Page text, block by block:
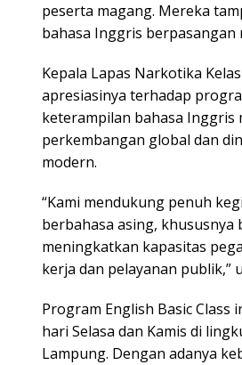
peserta magang. Mereka
bahasa Inggris
Kepala Lapas Narkotika
apresiasinya terhadap
keterampilan bahasa Inggris
perkembangan global dan
modern.
“Kami mendukung penuh
berbahasa asing,
meningkatkan kapasitas
kerja dan pelayanan publik,”
Program English Basic
hari Selasa dan Kamis di
Lampung. Dengan adanya